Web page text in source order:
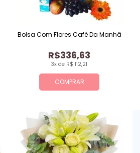
COMPRAR
3x de R$ 112,21
R$336,63
Bolsa Com Flores Café Da Manhã